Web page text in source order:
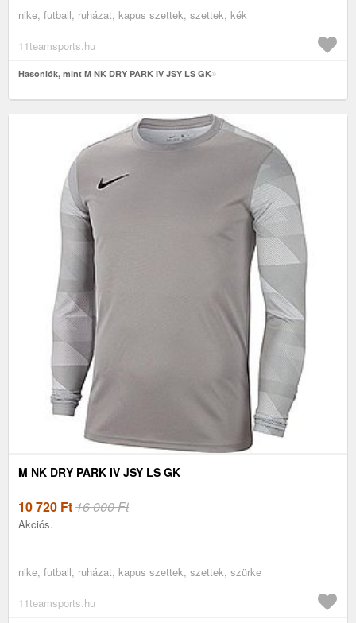
nike, futball, ruházat, kapus szettek, szettek, kék
11teamsports.hu
Hasonlók, mint M NK DRY PARK IV JSY LS GK
M NK DRY PARK IV JSY LS GK
10 720 Ft16 000 Ft
Akciós.
nike, futball, ruházat, kapus szettek, szettek, szürke
11teamsports.hu